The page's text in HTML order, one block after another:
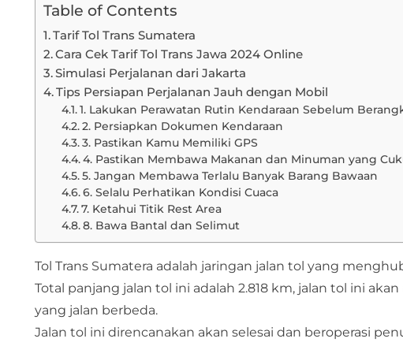
Table of Contents
Tarif Tol Trans Sumatera
Cara Cek Tarif Tol Trans Jawa 2024 Online
Simulasi Perjalanan dari Jakarta
Tips Persiapan Perjalanan Jauh dengan Mobil
1. Lakukan Perawatan Rutin Kendaraan Sebelum
2. Persiapkan Dokumen Kendaraan
3. Pastikan Kamu Memiliki GPS
4. Pastikan Membawa Makanan dan Minuman yang
5. Jangan Membawa Terlalu Banyak Barang Bawaan
6. Selalu Perhatikan Kondisi Cuaca
7. Ketahui Titik Rest Area
8. Bawa Bantal dan Selimut
Tol Trans Sumatera adalah jaringan jalan tol yang
Total panjang jalan tol ini adalah 2.818 km, jalan tol ini
yang jalan berbeda.
Jalan tol ini direncanakan akan selesai dan beroperasi